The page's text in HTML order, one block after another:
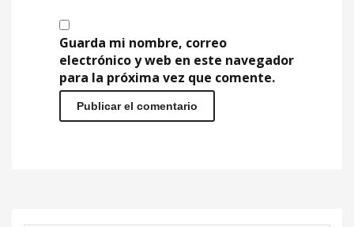
Guarda mi nombre, correo
electrónico y web en este navegador
para la próxima vez que comente.